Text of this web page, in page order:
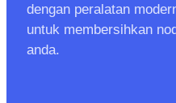
dengan peralatan
untuk membersihkan
anda.